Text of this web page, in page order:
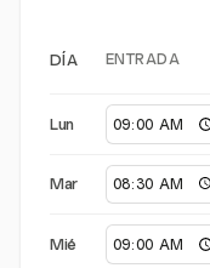
DÍA ENTRADA
Lun
Mar
Mié